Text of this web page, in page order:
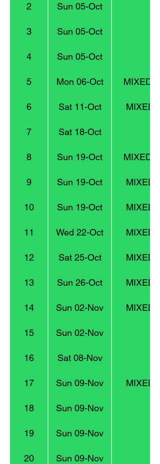
2 Sun 05-Oct
3 Sun 05-Oct
4 Sun 05-Oct
5 Mon 06-Oct MIXED 4
6 Sat 11-Oct MIXED
7 Sat 18-Oct
8 Sun 19-Oct MIXED 4
9 Sun 19-Oct MIXED
10 Sun 19-Oct MIXED
11 Wed 22-Oct MIXED
12 Sat 25-Oct MIXED
13 Sun 26-Oct MIXED
14 Sun 02-Nov MIXED
15 Sun 02-Nov
16 Sat 08-Nov
17 Sun 09-Nov MIXED
18 Sun 09-Nov
19 Sun 09-Nov
20 Sun 09-Nov